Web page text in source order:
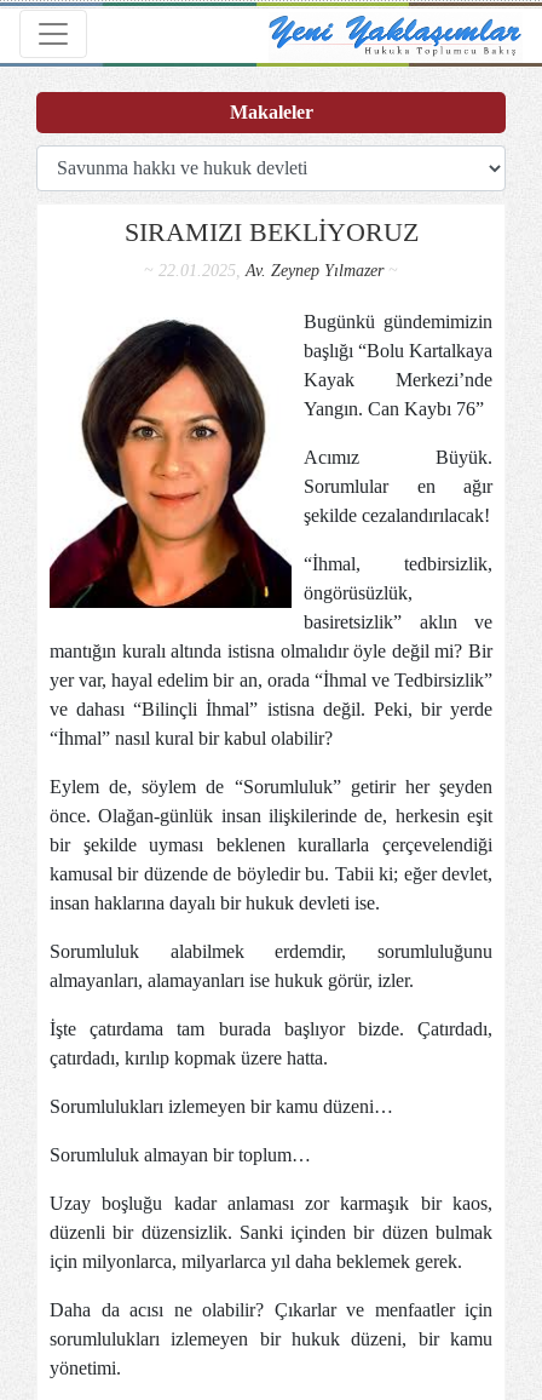
Toggle navigation
SIRAMIZI BEKLİYORUZ
~ 22.01.2025,Av. Zeynep Yılmazer~
Bugünkü gündemimizin
başlığı “Bolu Kartalkaya
Kayak Merkezi’nde
Yangın. Can Kaybı 76”
Acımız Büyük.
Sorumlular en ağır
şekilde cezalandırılacak!
“İhmal, tedbirsizlik,
öngörüsüzlük,
basiretsizlik” aklın ve
mantığın kuralı altında istisna olmalıdır öyle değil mi? Bir
yer var, hayal edelim bir an, orada “İhmal ve Tedbirsizlik”
ve dahası “Bilinçli İhmal” istisna değil. Peki, bir yerde
“İhmal” nasıl kural bir kabul olabilir?
Eylem de, söylem de “Sorumluluk” getirir her şeyden
önce. Olağan-günlük insan ilişkilerinde de, herkesin eşit
bir şekilde uyması beklenen kurallarla çerçevelendiği
kamusal bir düzende de böyledir bu. Tabii ki; eğer devlet,
insan haklarına dayalı bir hukuk devleti ise.
Sorumluluk alabilmek erdemdir, sorumluluğunu
almayanları, alamayanları ise hukuk görür, izler.
İşte çatırdama tam burada başlıyor bizde. Çatırdadı,
çatırdadı, kırılıp kopmak üzere hatta.
Sorumlulukları izlemeyen bir kamu düzeni…
Sorumluluk almayan bir toplum…
Uzay boşluğu kadar anlaması zor karmaşık bir kaos,
düzenli bir düzensizlik. Sanki içinden bir düzen bulmak
için milyonlarca, milyarlarca yıl daha beklemek gerek.
Daha da acısı ne olabilir? Çıkarlar ve menfaatler için
sorumlulukları izlemeyen bir hukuk düzeni, bir kamu
yönetimi.
Makaleler